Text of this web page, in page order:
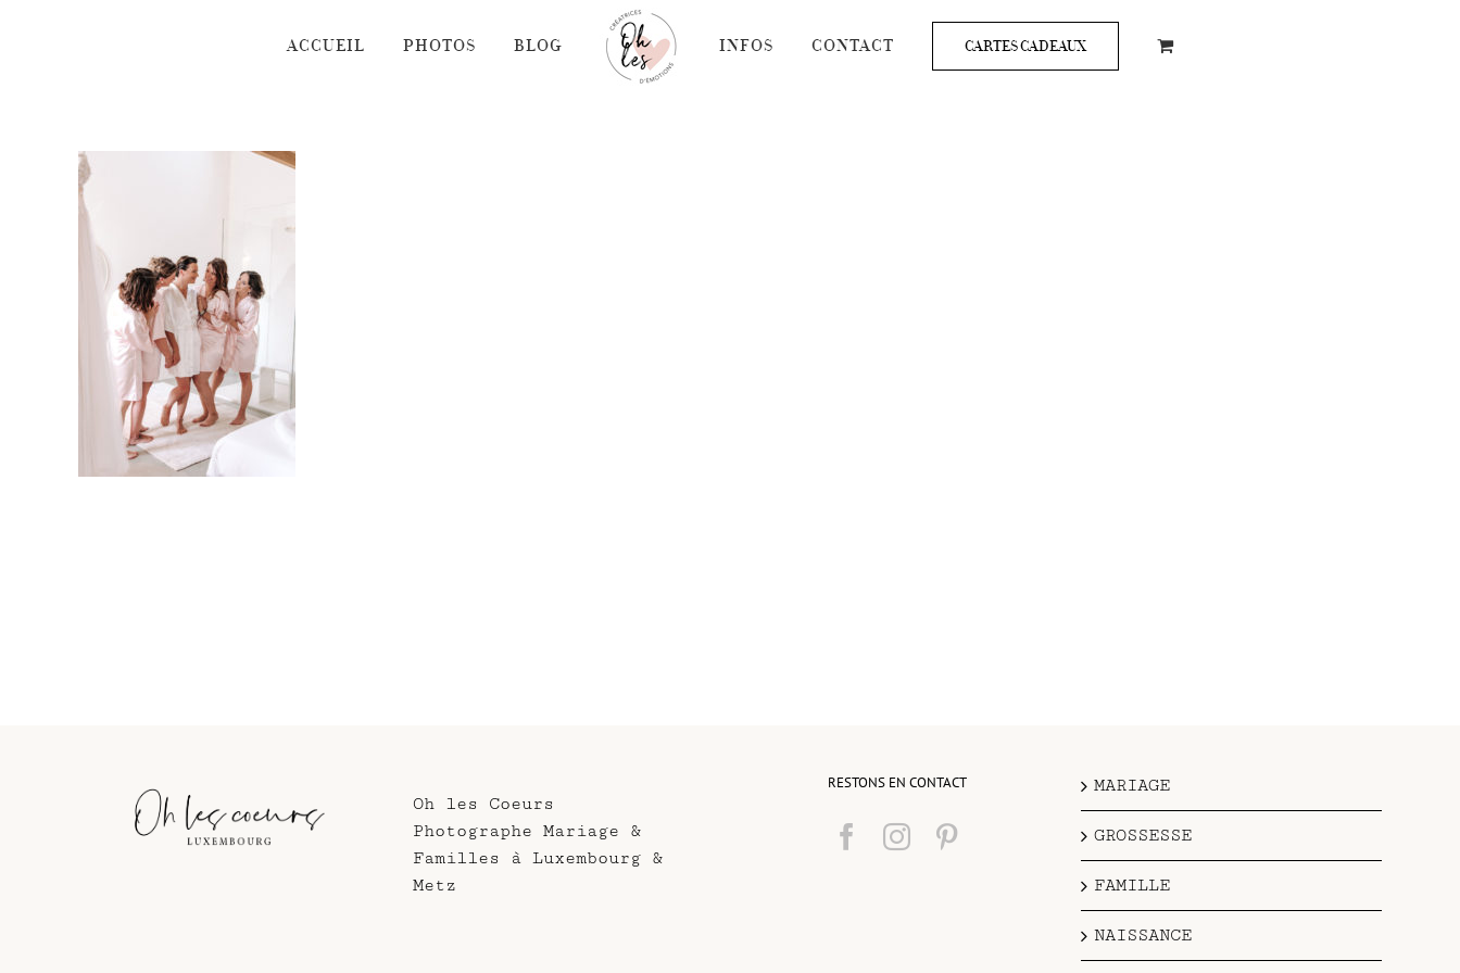
ACCUEIL PHOTOS BLOG INFOS CONTACT CARTES CADEAUX
Oh les Coeurs
Photographe Mariage &
Familles à Luxembourg &
Metz
RESTONS EN CONTACT MARIAGE
GROSSESSE
FAMILLE
NAISSANCE